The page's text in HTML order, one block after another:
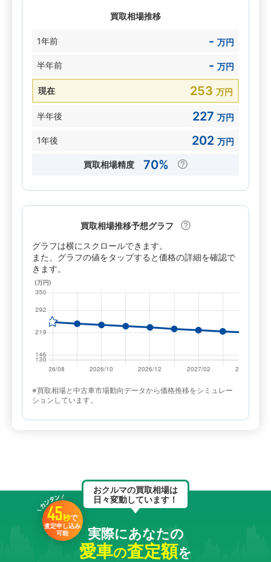
買取相場推移
1年前 - 万円
半年前 - 万円
現在 253 万円
半年後 227 万円
1年後 202 万円
買取相場精度 70%
買取相場推移予想グラフ
グラフは横にスクロールできます。
また、グラフの値をタップすると価格の詳細を確認で
きます。
※買取相場と中古車市場動向データから価格推移をシミュレー
ションしています。
おクルマの買取相場は
日々変動しています！
45秒で
査定申し込み
可能
実際にあなたの
愛車の査定額を